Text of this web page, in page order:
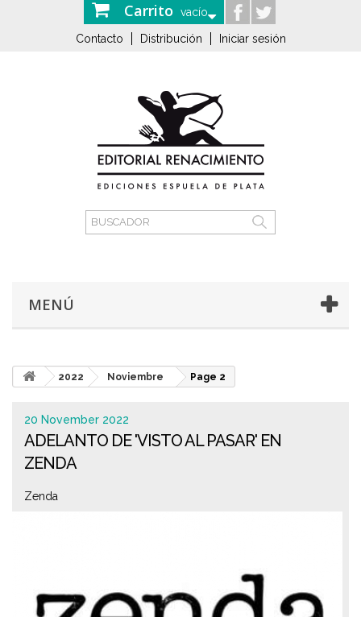
Carrito vacío
Contacto Distribución Iniciar sesión
MENÚ
2022 Noviembre Page 2
20 November 2022
ADELANTO DE 'VISTO AL PASAR' EN
ZENDA
Zenda